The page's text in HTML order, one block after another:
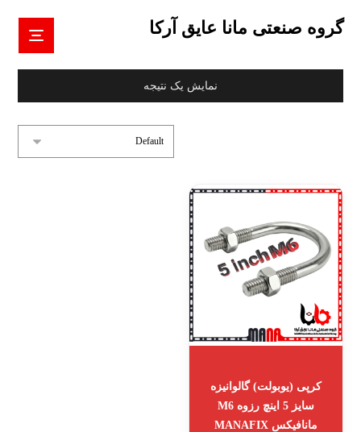
گروه صنعتی مانا عایق آرکا
نمایش یک نتیجه
کرپی (یوبولت) گالوانیزه
سایز 5 اینچ رزوه M6
مانافیکس MANAFIX